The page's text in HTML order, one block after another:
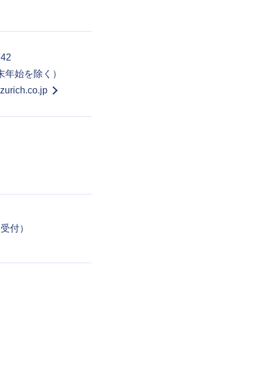
年始を除く）
付）